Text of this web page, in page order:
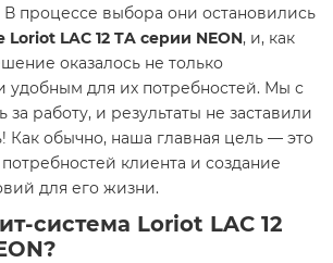
В процессе выбора они остановились
Loriot LAC 12 TA серии NEON, и, как
оказалось не только
удобным для их потребностей. Мы с
за работу, и результаты не заставили
Как обычно, наша главная цель — это
клиента и создание
для его жизни.
система Loriot LAC 12